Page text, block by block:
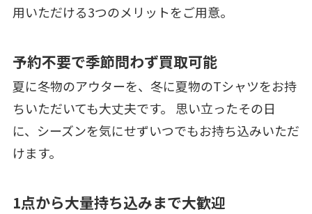
用いただける3つのメリットをご用意。
予約不要で季節問わず買取可能
夏に冬物のアウターを、冬に夏物のTシャツをお持
ちいただいても大丈夫です。 思い立ったその日
に、シーズンを気にせずいつでもお持ち込みいただ
けます。
1点から大量持ち込みまで大歓迎